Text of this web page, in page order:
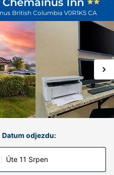
British Columbia V0R1K5 CA
Datum odjezdu:
Úte 11 Srpen